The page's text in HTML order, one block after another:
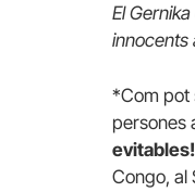
El
innocents
*Com pot
persones
evitables!
Congo, al